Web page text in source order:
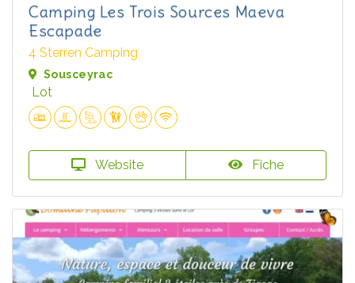
Camping Les Trois Sources Maeva
Escapade
4 Sterren Camping
Sousceyrac
Lot
Website Fiche